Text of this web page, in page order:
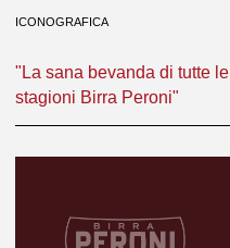
ICONOGRAFICA
"La sana bevanda di tutte le
stagioni Birra Peroni"